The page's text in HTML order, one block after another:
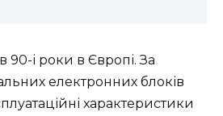
90-і роки в Європі. За
електронних блоків
характеристики